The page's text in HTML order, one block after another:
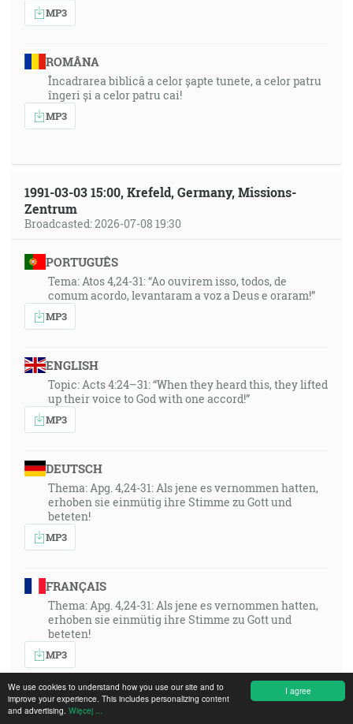
I agree
We use cookies to understand how you use our site and to
improve your experience. This includes personalizing content
and advertising. Więcej ...
MP3
ROMÂNA
Încadrarea biblică a celor șapte tunete, a celor patru
îngeri și a celor patru cai!
MP3
1991-03-03 15:00, Krefeld, Germany, Missions-
Zentrum
Broadcasted: 2026-07-08 19:30
PORTUGUÊS
Tema: Atos 4,24-31: “Ao ouvirem isso, todos, de
comum acordo, levantaram a voz a Deus e oraram!”
MP3
ENGLISH
Topic: Acts 4:24–31: “When they heard this, they lifted
up their voice to God with one accord!”
MP3
DEUTSCH
Thema: Apg. 4,24-31: Als jene es vernommen hatten,
erhoben sie einmütig ihre Stimme zu Gott und
beteten!
MP3
FRANÇAIS
Thema: Apg. 4,24-31: Als jene es vernommen hatten,
erhoben sie einmütig ihre Stimme zu Gott und
beteten!
MP3
POLSKI